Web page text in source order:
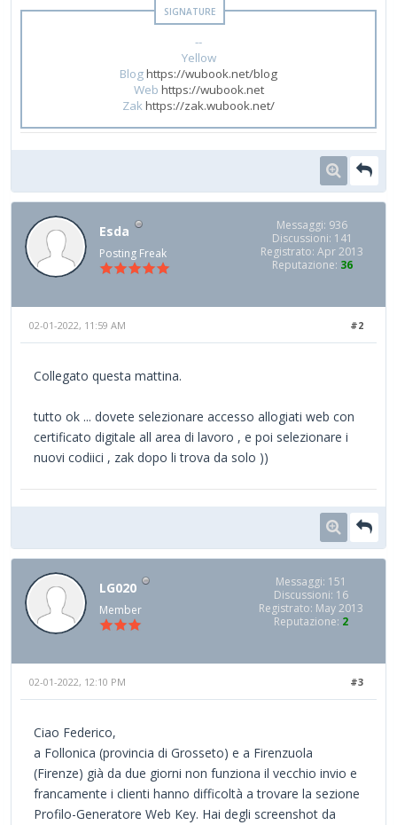
--
Yellow
Bloghttps://wubook.net/blog
Web https://wubook.net
Zakhttps://zak.wubook.net/
Esda
Posting Freak
Messaggi: 936
Discussioni: 141
Registrato: Apr 2013
Reputazione: 36
#2
02-01-2022, 11:59 AM
Collegato questa mattina.
tutto ok ... dovete selezionare accesso allogiati web con
certificato digitale all area di lavoro , e poi selezionare i
nuovi codiici , zak dopo li trova da solo ))
LG020
Member
Messaggi: 151
Discussioni: 16
Registrato: May 2013
Reputazione: 2
#3
02-01-2022, 12:10 PM
Ciao Federico,
a Follonica (provincia di Grosseto) e a Firenzuola
(Firenze) già da due giorni non funziona il vecchio invio e
francamente i clienti hanno difficoltà a trovare la sezione
Profilo-Generatore Web Key. Hai degli screenshot da